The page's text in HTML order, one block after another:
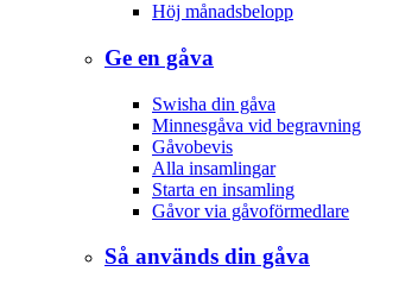
Höj månadsbelopp
Ge en gåva
Swisha din gåva
Minnesgåva vid begravning
Gåvobevis
Alla insamlingar
Starta en insamling
Gåvor via gåvoförmedlare
Så används din gåva